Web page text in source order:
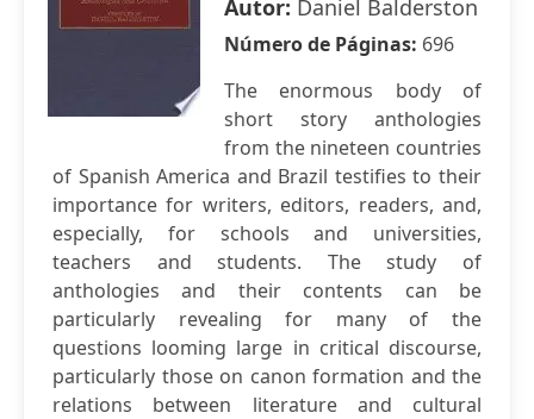
Autor: Daniel Balderston
Número de Páginas: 696
The enormous body of
short story anthologies
from the nineteen countries
of Spanish America and Brazil testifies to their
importance for writers, editors, readers, and,
especially, for schools and universities,
teachers and students. The study of
anthologies and their contents can be
particularly revealing for many of the
questions looming large in critical discourse,
particularly those on canon formation and the
relations between literature and cultural